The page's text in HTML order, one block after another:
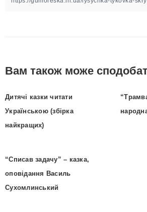
Вам також може
Дитячі казки читати
Українською (збірка
найкращих)
“Списав задачу” – казка,
оповідання Василь
Сухомлинський